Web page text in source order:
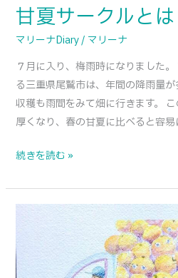
て
く
だ
さ
る
方々
の
介
甘夏サークルとは
マリーナDiary/ マリーナ
７月に入り、梅雨時になりました
る三重県尾鷲市は、年間の降雨量
収穫も雨間をみて畑に行きます。
厚くなり、春の甘夏に比べると容
甘
ー
ク
ル
と
続きを読む »
夏
を